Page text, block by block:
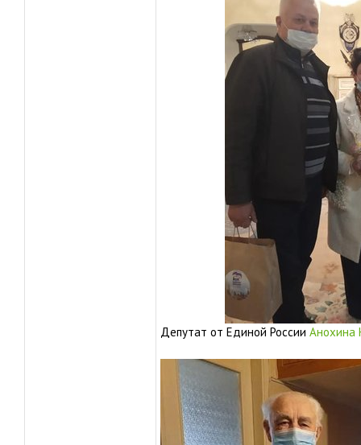
Депутат от Единой России Анохина